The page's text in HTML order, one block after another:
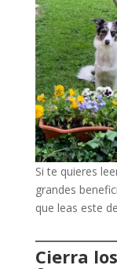
Si te quieres
grandes
que leas este
Cierra